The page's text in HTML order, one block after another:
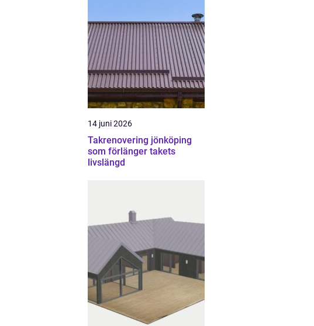
14 juni 2026
Takrenovering jönköping
som förlänger takets
livslängd